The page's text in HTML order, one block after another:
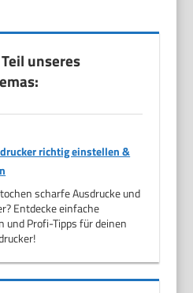
unseres
richtig einstellen &
scharfe Ausdrucke und
Entdecke einfache
und Profi-Tipps für deinen